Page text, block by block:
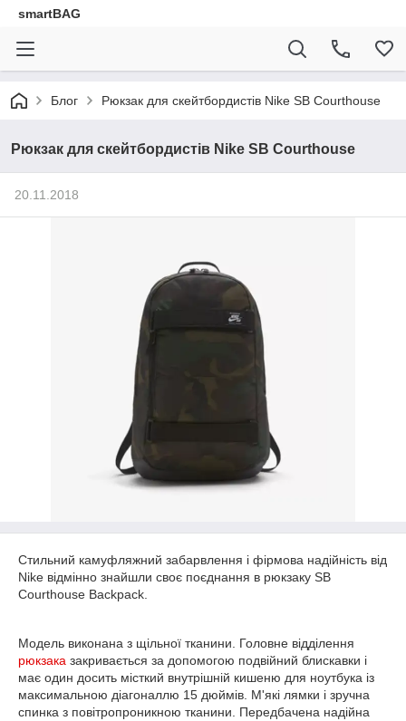
smartBAG
Блог Рюкзак для скейтбордистів Nike SB Courthouse
Рюкзак для скейтбордистів Nike SB Courthouse
20.11.2018
Стильний камуфляжний забарвлення і фірмова надійність від
Nike відмінно знайшли своє поєднання в рюкзаку SB
Courthouse Backpack.
Модель виконана з щільної тканини. Головне відділення
рюкзака закривається за допомогою подвійний блискавки і
має один досить місткий внутрішній кишеню для ноутбука із
максимальною діагоналлю 15 дюймів. М'які лямки і зручна
спинка з повітропроникною тканини. Передбачена надійна